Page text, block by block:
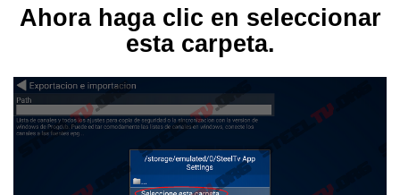
Ahora haga clic en seleccionar
esta carpeta.